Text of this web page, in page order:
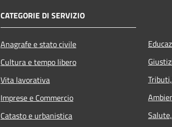
CATEGORIE DI SERVIZIO
Anagrafe e stato civile
Cultura e tempo libero
Vita lavorativa
Imprese e Commercio
Catasto e urbanistica